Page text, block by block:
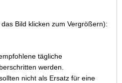
Bild klicken zum Vergrößern):
tägliche
werden.
nicht als Ersatz für eine